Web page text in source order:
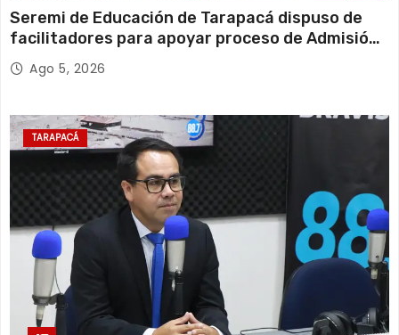
Seremi de Educación de Tarapacá dispuso de
facilitadores para apoyar proceso de Admisión
Escolar 2027
Ago 5, 2026
TARAPACÁ